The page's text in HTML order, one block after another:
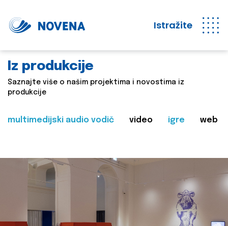
Istražite
Iz produkcije
Saznajte više o našim projektima i novostima iz
produkcije
multimedijski audio vodič video igre web